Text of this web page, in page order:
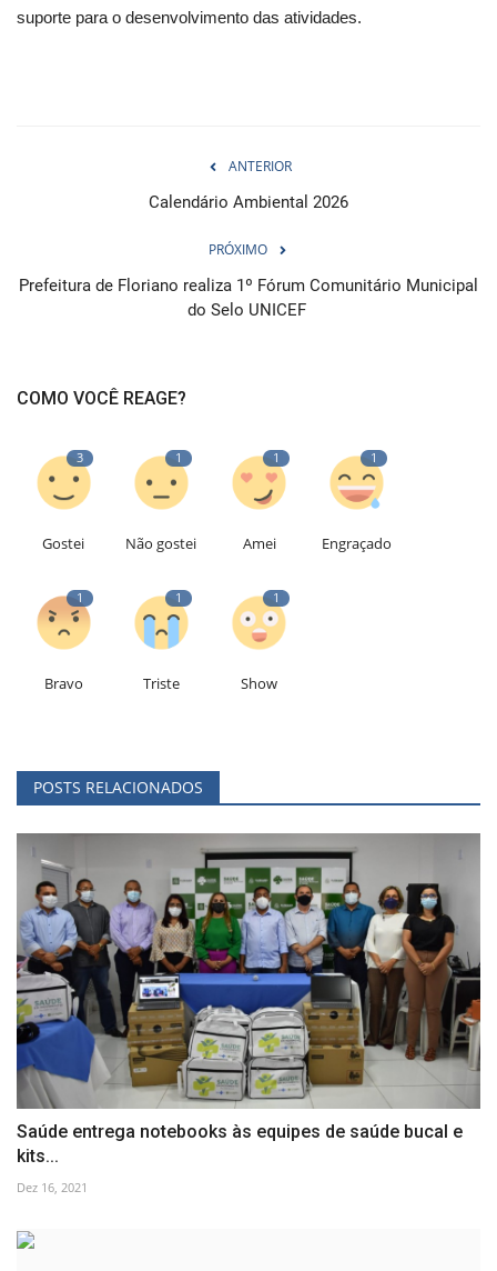
suporte para o desenvolvimento das atividades.
ANTERIOR
Calendário Ambiental 2026
PRÓXIMO
Prefeitura de Floriano realiza 1º Fórum Comunitário Municipal
do Selo UNICEF
COMO VOCÊ REAGE?
3
Gostei
1
Não gostei
1
Amei
1
Engraçado
1
Bravo
1
Triste
1
Show
POSTS RELACIONADOS
Saúde entrega notebooks às equipes de saúde bucal e
kits...
Dez 16, 2021